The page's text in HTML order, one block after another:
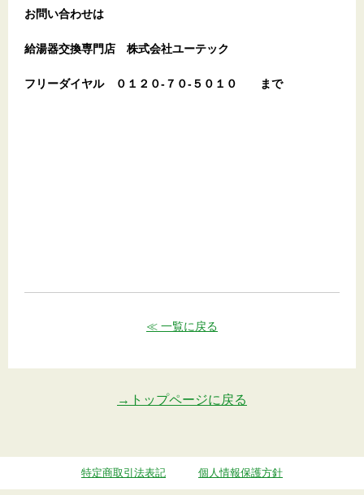
お問い合わせは
給湯器交換専門店 株式会社ユーテック
フリーダイヤル ０１２０-７０-５０１０ まで
≪ 一覧に戻る
→トップページに戻る
特定商取引法表記 個人情報保護方針